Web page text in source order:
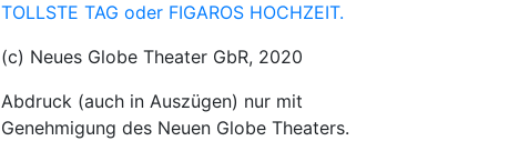
TOLLSTE TAG oder FIGAROS HOCHZEIT.
(c) Neues Globe Theater GbR, 2020
Abdruck (auch in Auszügen) nur mit
Genehmigung des Neuen Globe Theaters.